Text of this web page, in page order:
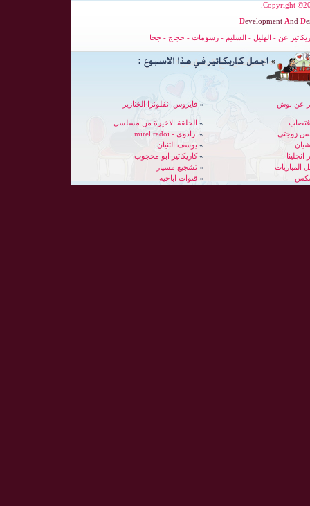
Copyright
Development And D
عن - الهليل - السليم -رسومات - حجاج - جحا
» فايروس انفلونزا الخنازير عن بوش
» الحلقة الاخيرة من مسلسل
» رادوي - mirel radoi
زوجتي
» يوسف الثنيان
» كاريكاتير ابو محجوب
انجلينا
» تشجيع مسيار
» قنوات اباحيه سكس